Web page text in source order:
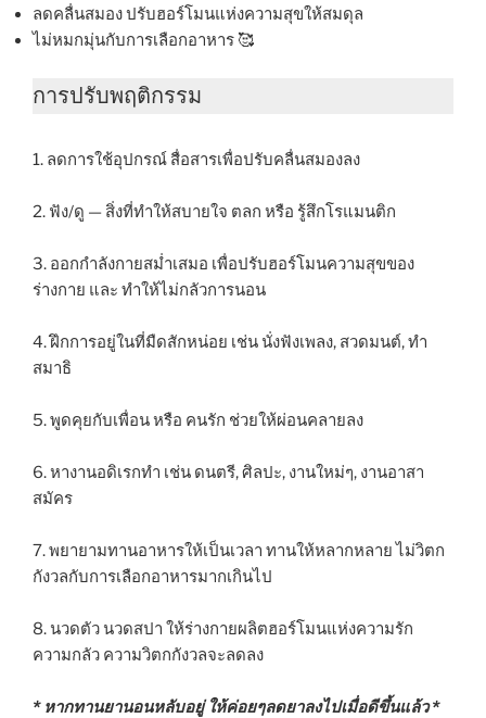
ลดคลื่นสมอง ปรับฮอร์โมนแห่งความสุขให้สมดุล
ไม่หมกมุ่นกับการเลือกอาหาร 🥰
การปรับพฤติกรรม
1. ลดการใช้อุปกรณ์ สื่อสารเพื่อปรับคลื่นสมองลง
2. ฟัง/ดู — สิ่งที่ทำให้สบายใจ ตลก หรือ รู้สึกโรแมนติก
3. ออกกำลังกายสม่ำเสมอ เพื่อปรับฮอร์โมนความสุขของ
ร่างกาย และ ทำให้ไม่กลัวการนอน
4. ฝึกการอยู่ในที่มืดสักหน่อย เช่น นั่งฟังเพลง, สวดมนต์, ทำ
สมาธิ
5. พูดคุยกับเพื่อน หรือ คนรัก ช่วยให้ผ่อนคลายลง
6. หางานอดิเรกทำ เช่น ดนตรี, ศิลปะ, งานใหม่ๆ, งานอาสา
สมัคร
7. พยายามทานอาหารให้เป็นเวลา ทานให้หลากหลาย ไม่วิตก
กังวลกับการเลือกอาหารมากเกินไป
8. นวดตัว นวดสปา ให้ร่างกายผลิตฮอร์โมนแห่งความรัก
ความกลัว ความวิตกกังวลจะลดลง
* หากทานยานอนหลับอยู่ ให้ค่อยๆลดยาลงไปเมื่อดีขึ้นแล้ว *